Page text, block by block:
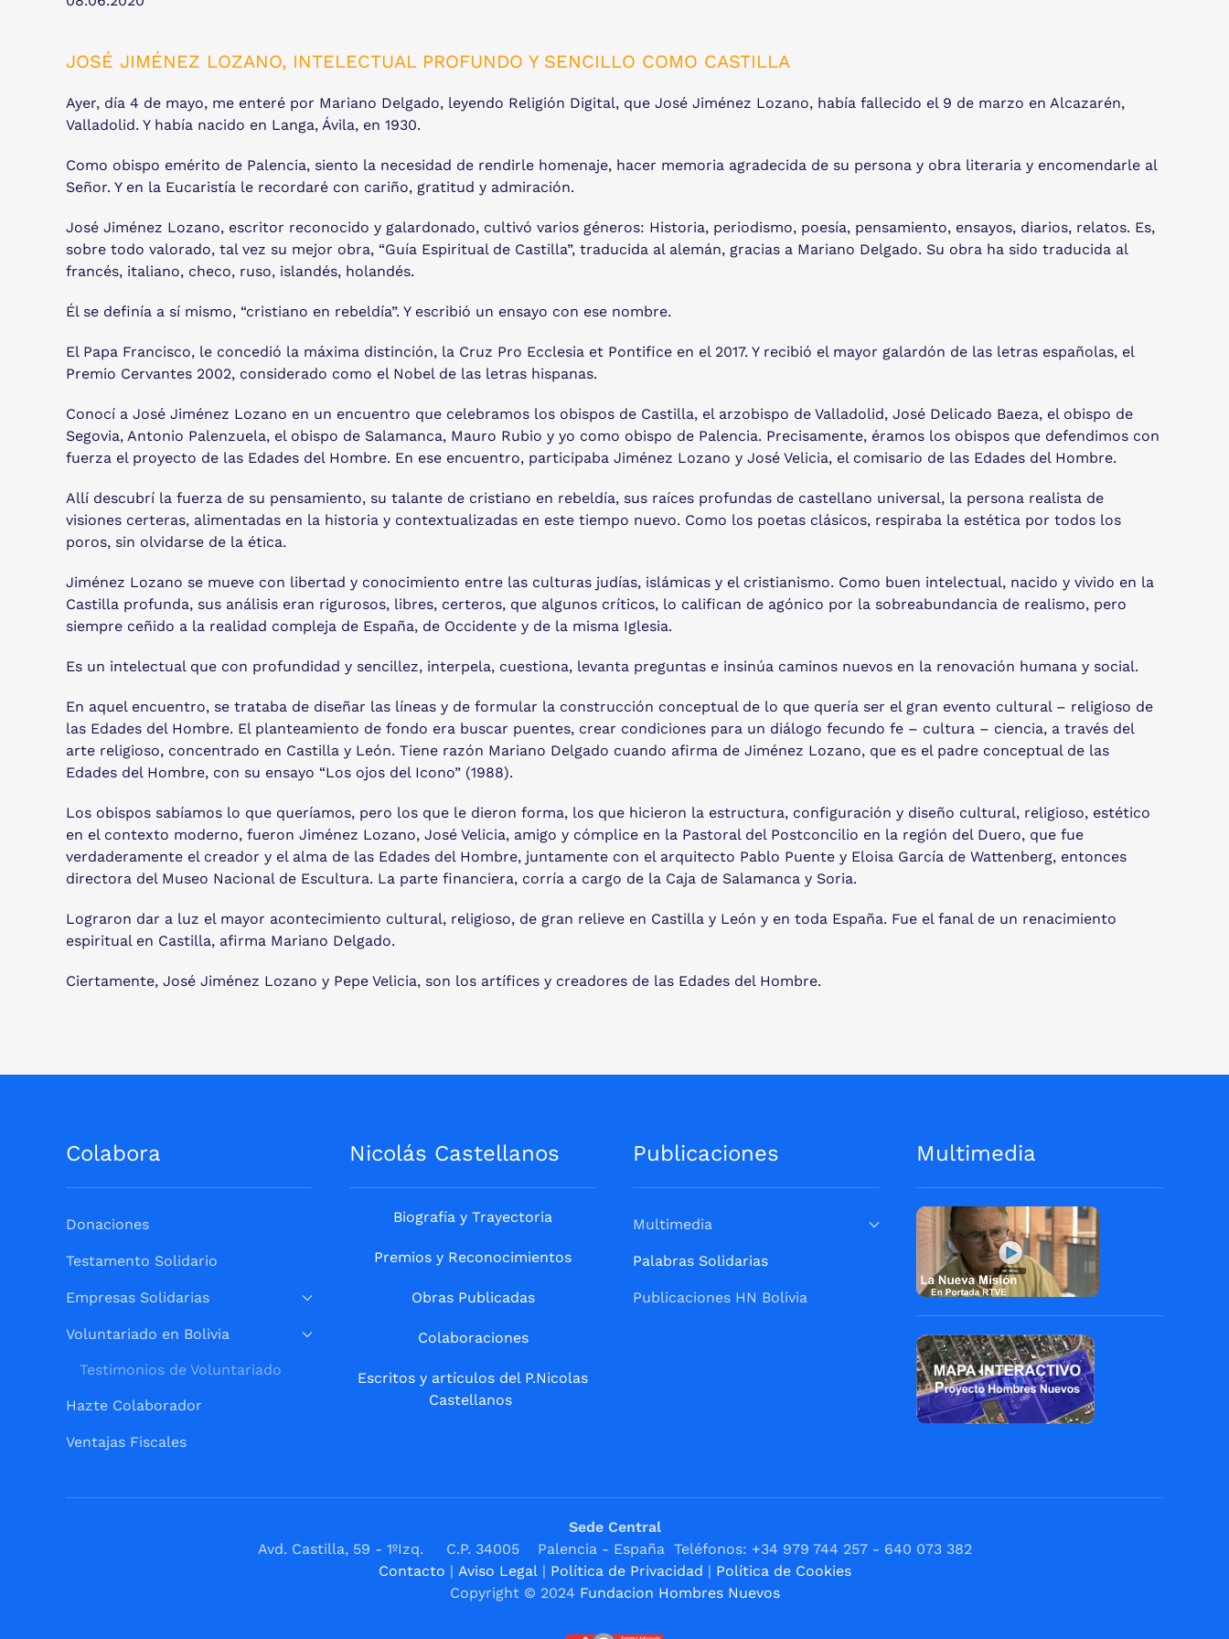
JOSÉ JIMÉNEZ LOZANO, INTELECTUAL PROFUNDO Y SENCILLO COMO CASTILLA
Ayer, día 4 de mayo, me enteré por Mariano Delgado, leyendo Religión Digital, que José Jiménez Lozano, había fallecido el 9 de marzo en Alcazarén,
Valladolid. Y había nacido en Langa, Ávila, en 1930.
Como obispo emérito de Palencia, siento la necesidad de rendirle homenaje, hacer memoria agradecida de su persona y obra literaria y encomendarle al
Señor. Y en la Eucaristía le recordaré con cariño, gratitud y admiración.
José Jiménez Lozano, escritor reconocido y galardonado, cultivó varios géneros: Historia, periodismo, poesía, pensamiento, ensayos, diarios, relatos. Es,
sobre todo valorado, tal vez su mejor obra, “Guía Espiritual de Castilla”, traducida al alemán, gracias a Mariano Delgado. Su obra ha sido traducida al
francés, italiano, checo, ruso, islandés, holandés.
Él se definía a sí mismo, “cristiano en rebeldía”. Y escribió un ensayo con ese nombre.
El Papa Francisco, le concedió la máxima distinción, la Cruz Pro Ecclesia et Pontifice en el 2017. Y recibió el mayor galardón de las letras españolas, el
Premio Cervantes 2002, considerado como el Nobel de las letras hispanas.
Conocí a José Jiménez Lozano en un encuentro que celebramos los obispos de Castilla, el arzobispo de Valladolid, José Delicado Baeza, el obispo de
Segovia, Antonio Palenzuela, el obispo de Salamanca, Mauro Rubio y yo como obispo de Palencia. Precisamente, éramos los obispos que defendimos con
fuerza el proyecto de las Edades del Hombre. En ese encuentro, participaba Jiménez Lozano y José Velicia, el comisario de las Edades del Hombre.
Allí descubrí la fuerza de su pensamiento, su talante de cristiano en rebeldía, sus raíces profundas de castellano universal, la persona realista de
visiones certeras, alimentadas en la historia y contextualizadas en este tiempo nuevo. Como los poetas clásicos, respiraba la estética por todos los
poros, sin olvidarse de la ética.
Jiménez Lozano se mueve con libertad y conocimiento entre las culturas judías, islámicas y el cristianismo. Como buen intelectual, nacido y vivido en la
Castilla profunda, sus análisis eran rigurosos, libres, certeros, que algunos críticos, lo califican de agónico por la sobreabundancia de realismo, pero
siempre ceñido a la realidad compleja de España, de Occidente y de la misma Iglesia.
Es un intelectual que con profundidad y sencillez, interpela, cuestiona, levanta preguntas e insinúa caminos nuevos en la renovación humana y social.
En aquel encuentro, se trataba de diseñar las líneas y de formular la construcción conceptual de lo que quería ser el gran evento cultural – religioso de
las Edades del Hombre. El planteamiento de fondo era buscar puentes, crear condiciones para un diálogo fecundo fe – cultura – ciencia, a través del
arte religioso, concentrado en Castilla y León. Tiene razón Mariano Delgado cuando afirma de Jiménez Lozano, que es el padre conceptual de las
Edades del Hombre, con su ensayo “Los ojos del Icono” (1988).
Los obispos sabíamos lo que queríamos, pero los que le dieron forma, los que hicieron la estructura, configuración y diseño cultural, religioso, estético
en el contexto moderno, fueron Jiménez Lozano, José Velicia, amigo y cómplice en la Pastoral del Postconcilio en la región del Duero, que fue
verdaderamente el creador y el alma de las Edades del Hombre, juntamente con el arquitecto Pablo Puente y Eloisa García de Wattenberg, entonces
directora del Museo Nacional de Escultura. La parte financiera, corría a cargo de la Caja de Salamanca y Soria.
Lograron dar a luz el mayor acontecimiento cultural, religioso, de gran relieve en Castilla y León y en toda España. Fue el fanal de un renacimiento
espiritual en Castilla, afirma Mariano Delgado.
Ciertamente, José Jiménez Lozano y Pepe Velicia, son los artífices y creadores de las Edades del Hombre.
Colabora
Donaciones
Testamento Solidario
Empresas Solidarias
Voluntariado en Bolivia
Testimonios de Voluntariado
Hazte Colaborador
Ventajas Fiscales
Nicolás Castellanos
Biografía y Trayectoria
Premios y Reconocimientos
Obras Publicadas
Colaboraciones
Escritos y artículos del P.Nicolas
Castellanos
Publicaciones
Multimedia
Palabras Solidarias
Publicaciones HN Bolivia
Multimedia
Sede Central
Avd. Castilla, 59 - 1ºIzq. C.P. 34005 Palencia - España Teléfonos: +34 979 744 257 - 640 073 382
Contacto | Aviso Legal | Política de Privacidad | Política de Cookies
Copyright © 2024 Fundacion Hombres Nuevos